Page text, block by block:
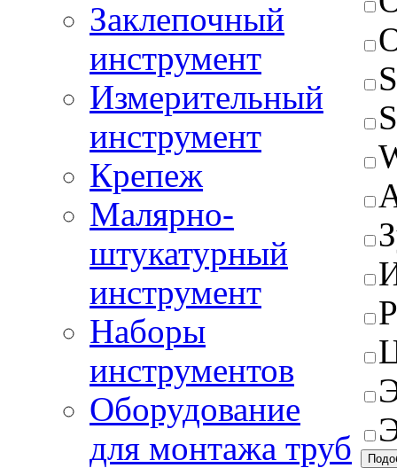
Заклепочный
инструмент
Измерительный
инструмент
Крепеж
Малярно-
штукатурный
инструмент
Наборы
инструментов
Оборудование
для монтажа труб